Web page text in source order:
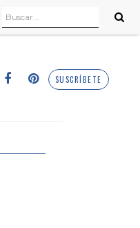
SUSCRÍBETE